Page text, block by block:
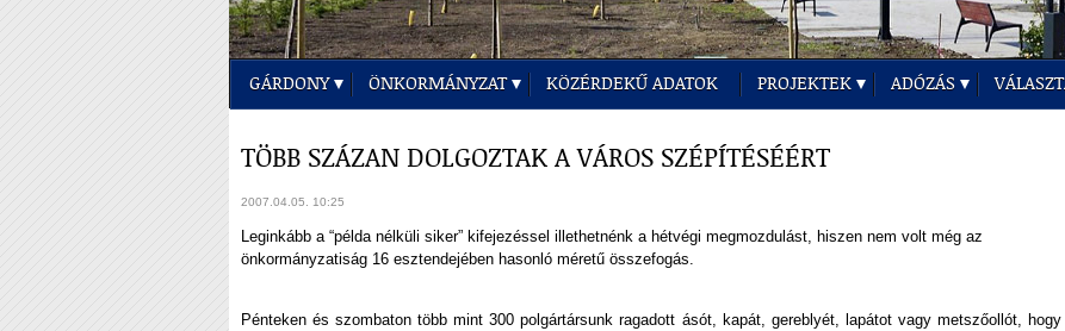
GÁRDONY ÖNKORMÁNYZAT KÖZÉRDEKŰ ADATOK PROJEKTEK ADÓZÁS
TÖBB SZÁZAN DOLGOZTAK A VÁROS SZÉPÍTÉSÉÉRT
2007.04.05. 10:25
Leginkább a “példa nélküli siker” kifejezéssel illethetnénk a hétvégi megmozdulást, hiszen nem volt még az
önkormányzatiság 16 esztendejében hasonló méretű összefogás.
Pénteken és szombaton több mint 300 polgártársunk ragadott ásót, kapát, gereblyét, lapátot vagy metszőollót,